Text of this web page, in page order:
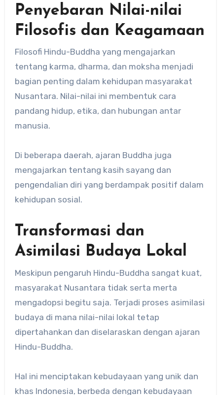
Penyebaran Nilai-nilai
Filosofis dan Keagamaan
Filosofi Hindu-Buddha yang mengajarkan
tentang karma, dharma, dan moksha menjadi
bagian penting dalam kehidupan masyarakat
Nusantara. Nilai-nilai ini membentuk cara
pandang hidup, etika, dan hubungan antar
manusia.
Di beberapa daerah, ajaran Buddha juga
mengajarkan tentang kasih sayang dan
pengendalian diri yang berdampak positif dalam
kehidupan sosial.
Transformasi dan
Asimilasi Budaya Lokal
Meskipun pengaruh Hindu-Buddha sangat kuat,
masyarakat Nusantara tidak serta merta
mengadopsi begitu saja. Terjadi proses asimilasi
budaya di mana nilai-nilai lokal tetap
dipertahankan dan diselaraskan dengan ajaran
Hindu-Buddha.
Hal ini menciptakan kebudayaan yang unik dan
khas Indonesia, berbeda dengan kebudayaan